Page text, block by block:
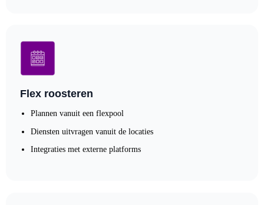
Flex roosteren
Plannen vanuit een flexpool
Diensten uitvragen vanuit de locaties
Integraties met externe platforms